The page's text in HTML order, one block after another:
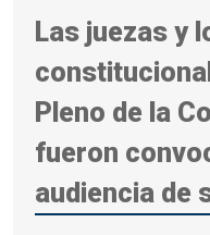
Las juezas y
Pleno de la
fueron
audiencia de